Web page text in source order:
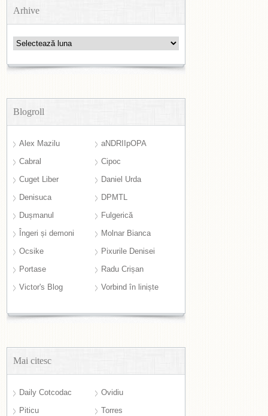
Arhive
Arhive
Blogroll
Alex Mazilu
aNDRIIpOPA
Cabral
Cipoc
Cuget Liber
Daniel Urda
Denisuca
DPMTL
Dușmanul
Fulgerică
Îngeri și demoni
Molnar Bianca
Ocsike
Pixurile Denisei
Portase
Radu Crișan
Victor's Blog
Vorbind în liniște
Mai citesc
Daily Cotcodac
Ovidiu
Piticu
Torres